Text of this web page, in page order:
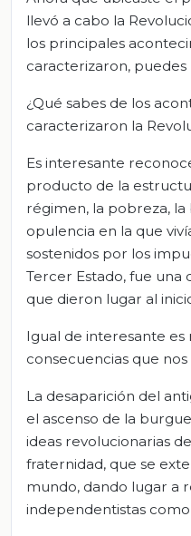
llevó a cabo la
los principales
caracterizaron,
¿Qué sabes de los
caracterizaron la
Es interesante
producto de la
régimen, la pobreza, la
opulencia en la que
sostenidos por los
Tercer Estado, fue una
que dieron lugar al
Igual de interesante es
consecuencias que
La desaparición del
el ascenso de la
ideas revolucionarias
fraternidad, que se
mundo, dando lugar a
independentistas como